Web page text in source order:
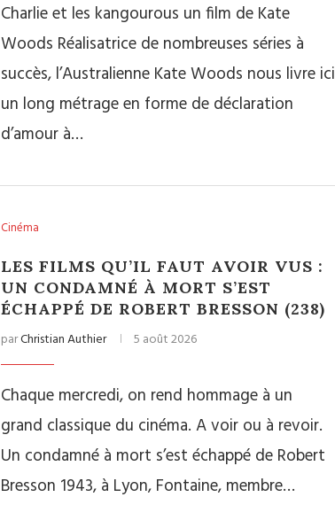
Charlie et les kangourous un film de Kate
Woods Réalisatrice de nombreuses séries à
succès, l’Australienne Kate Woods nous livre ici
un long métrage en forme de déclaration
d’amour à…
Cinéma
LES FILMS QU’IL FAUT AVOIR VUS :
UN CONDAMNÉ À MORT S’EST
ÉCHAPPÉ DE ROBERT BRESSON (238)
parChristian Authier 5 août 2026
Chaque mercredi, on rend hommage à un
grand classique du cinéma. A voir ou à revoir.
Un condamné à mort s’est échappé de Robert
Bresson 1943, à Lyon, Fontaine, membre…